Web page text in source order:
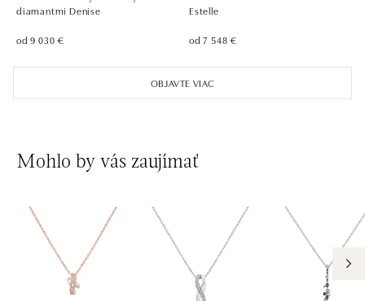
dnes otvorené od 09:00
Pařížská 1076/7, 110 00 Praha 1
ALO diamonds Westfield Černý most, Praha 9
Chlumecká 765/6, 198 19 Praha 9
dnes otvorené od 09:00
ALO diamonds, Westfield, Praha 4 - Chodov
Roztylská 2321/19, 148 00 Praha 4 - Chodov
tel.: +420 773 585 559, +420 730 802 800
OBJAVTE VIAC
diamantmi Denise
od 9 030 €
Estelle
od 7 548 €
Mohlo by vás zaujímať